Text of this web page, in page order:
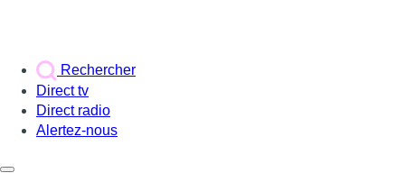
Rechercher
Direct tv
Direct radio
Alertez-nous